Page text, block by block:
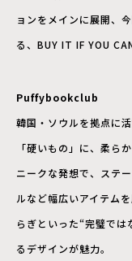
ョンをメインに展開、
る、BUY IT IF YOU
Puffybookclub
韓国・ソウルを拠点に
「硬いもの」に、柔ら
ニークな発想で、ステ
ルなど幅広いアイテム
らぎといった“完璧で
るデザインが魅力。